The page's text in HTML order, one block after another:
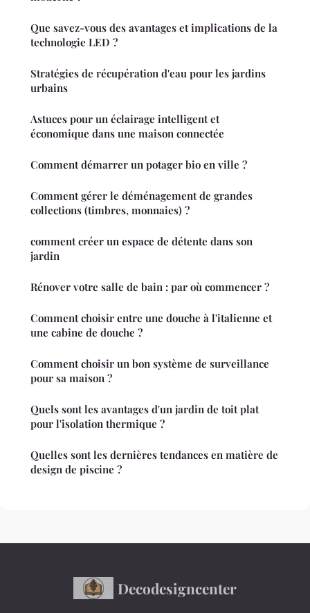
Que savez-vous des avantages et implications de la
technologie LED ?
Stratégies de récupération d'eau pour les jardins
urbains
Astuces pour un éclairage intelligent et
économique dans une maison connectée
Comment démarrer un potager bio en ville ?
Comment gérer le déménagement de grandes
collections (timbres, monnaies) ?
comment créer un espace de détente dans son
jardin
Rénover votre salle de bain : par où commencer ?
Comment choisir entre une douche à l'italienne et
une cabine de douche ?
Comment choisir un bon système de surveillance
pour sa maison ?
Quels sont les avantages d'un jardin de toit plat
pour l'isolation thermique ?
Quelles sont les dernières tendances en matière de
design de piscine ?
Decodesigncenter